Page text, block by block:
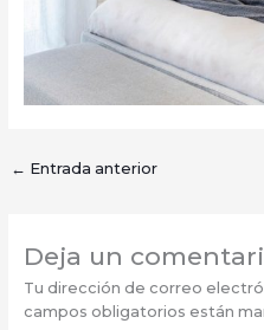
← Entrada anterior
Deja un
Tu dirección de correo
campos obligatorios están